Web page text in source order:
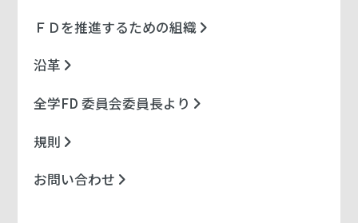
ＦＤを推進するための組織
沿革
全学FD 委員会委員長より
規則
お問い合わせ